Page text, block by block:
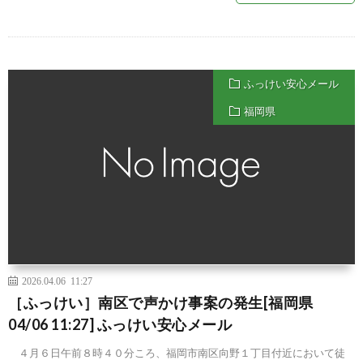
ふっけい安心メール
福岡県
2026.04.06 11:27
［ふっけい］南区で声かけ事案の発生[福岡県
04/06 11:27] ふっけい安心メール
４月６日午前８時４０分ころ、福岡市南区向野１丁目付近において徒